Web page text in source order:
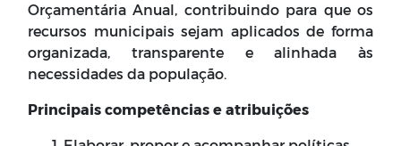
Orçamentária Anual, contribuindo para que os
recursos municipais sejam aplicados de forma
organizada, transparente e alinhada às
necessidades da população.
Principais competências e atribuições